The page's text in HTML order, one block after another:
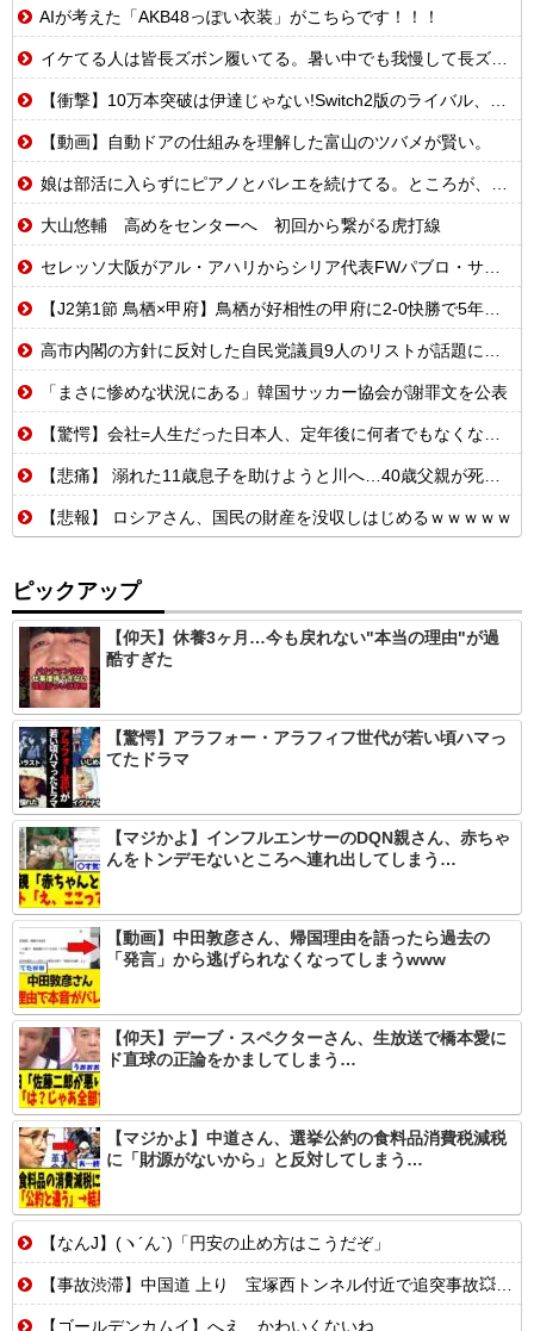
AIが考えた「AKB48っぽい衣装」がこちらです！！！
イケてる人は皆長ズボン履いてる。暑い中でも我慢して長ズボン履いてる。半ズボンはモテ無い。厳しいって
【衝撃】10万本突破は伊達じゃない!Switch2版のライバル、まさかのSwitch版だったw
【動画】自動ドアの仕組みを理解した富山のツバメが賢い。
娘は部活に入らずにピアノとバレエを続けてる。ところが、塾で「今年の合唱コン伴奏は諦めなさい」と言われたらしく...
大山悠輔 高めをセンターへ 初回から繋がる虎打線
セレッソ大阪がアル・アハリからシリア代表FWパブロ・サバックを獲得へ 2025年のKリーグ得点王
【J2第1節 鳥栖×甲府】鳥栖が好相性の甲府に2-0快勝で5年ぶり開幕白星！田中雄大は古巣に恩返しPK弾
高市内閣の方針に反対した自民党議員9人のリストが話題に、「岩屋はどこへ行った？」との指摘もあるが……
「まさに惨めな状況にある」韓国サッカー協会が謝罪文を公表
【驚愕】会社=人生だった日本人、定年後に何者でもなくなるwww
【悲痛】 溺れた11歳息子を助けようと川へ…40歳父親が死亡 息子は母親が救助 愛知
【悲報】 ロシアさん、国民の財産を没収しはじめるｗｗｗｗｗ
ピックアップ
【仰天】休養3ヶ月…今も戻れない"本当の理由"が過
酷すぎた
【驚愕】アラフォー・アラフィフ世代が若い頃ハマっ
てたドラマ
【マジかよ】インフルエンサーのDQN親さん、赤ちゃ
んをトンデモないところへ連れ出してしまう…
【動画】中田敦彦さん、帰国理由を語ったら過去の
「発言」から逃げられなくなってしまうwww
【仰天】デーブ・スペクターさん、生放送で橋本愛に
ド直球の正論をかましてしまう…
【マジかよ】中道さん、選挙公約の食料品消費税減税
に「財源がないから」と反対してしまう…
【なんJ】(ヽ´ん`)「円安の止め方はこうだぞ」
【事故渋滞】中国道 上り 宝塚西トンネル付近で追突事故💥 追越車線規制 西宮山口JCT〜宝塚IC 渋滞距離 7.0km 通過時間 40 分
【ゴールデンカムイ】へえ…かわいくないね